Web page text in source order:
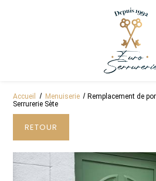
Accueil Menuiserie
Remplacement de
Serrurerie Sète
RETOUR
Panneau de gestion des cookies